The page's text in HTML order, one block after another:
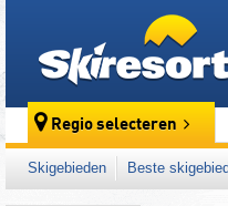
Regio selecteren
Skigebieden Beste